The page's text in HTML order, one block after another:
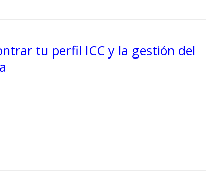
tu perfil ICC y la gestión del